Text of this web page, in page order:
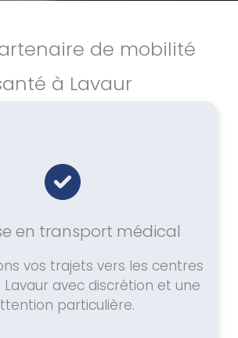
de mobilité
à Lavaur
en transport médical
vos trajets vers les centres
Lavaur avec discrétion et une
particulière.